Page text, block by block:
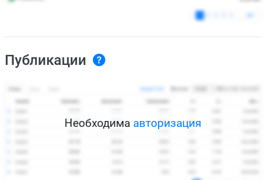
Публикации
Необходима авторизация